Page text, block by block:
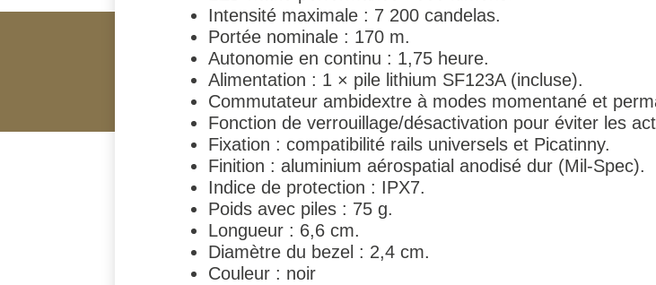
Intensité maximale : 7 200 candelas.
Portée nominale : 170 m.
Autonomie en continu : 1,75 heure.
Alimentation : 1 × pile lithium SF123A (incluse).
Commutateur ambidextre à modes momentané et
Fonction de verrouillage/désactivation pour éviter les
Fixation : compatibilité rails universels et Picatinny.
Finition : aluminium aérospatial anodisé dur (Mil-Spec).
Indice de protection : IPX7.
Poids avec piles : 75 g.
Longueur : 6,6 cm.
Diamètre du bezel : 2,4 cm.
Couleur : noir